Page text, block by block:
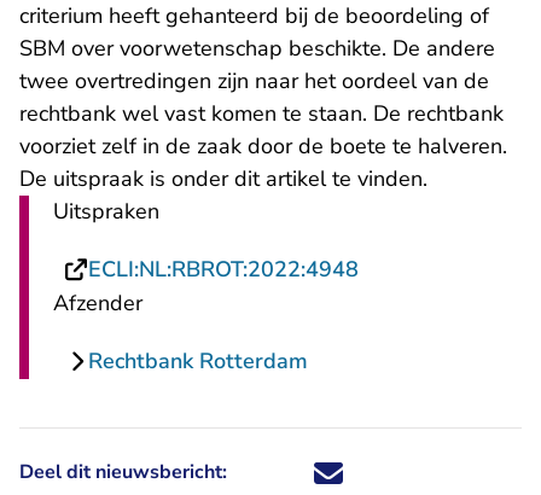
criterium heeft gehanteerd bij de beoordeling of
SBM over voorwetenschap beschikte. De andere
twee overtredingen zijn naar het oordeel van de
rechtbank wel vast komen te staan. De rechtbank
voorziet zelf in de zaak door de boete te halveren.
De uitspraak is onder dit artikel te vinden.
Uitspraken
ECLI:NL:RBROT:2022:4948
Afzender
Rechtbank Rotterdam
Deel dit nieuwsbericht: Deel dit nieuwsbericht via X -
Deel dit nieuwsbericht via
Deel dit nieuwsbericht
Deel dit